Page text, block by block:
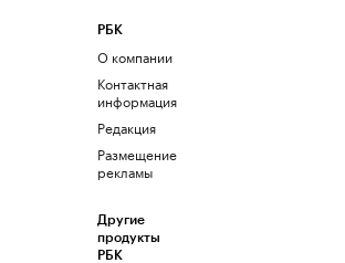
РБК
О компании
Контактная
информация
Редакция
Размещение
рекламы
Другие
продукты
РБК